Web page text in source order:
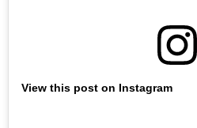
View this post on Instagram